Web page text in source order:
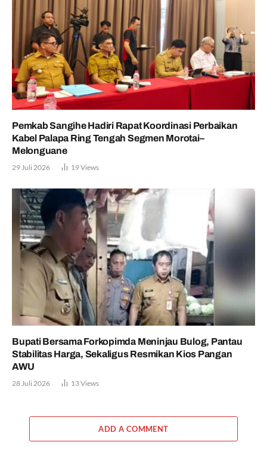
Pemkab Sangihe Hadiri Rapat Koordinasi Perbaikan
Kabel Palapa Ring Tengah Segmen Morotai–
Melonguane
29 Juli 2026 19Views
Bupati Bersama Forkopimda Meninjau Bulog, Pantau
Stabilitas Harga, Sekaligus Resmikan Kios Pangan
AWU
28 Juli 2026 13Views
ADD A COMMENT